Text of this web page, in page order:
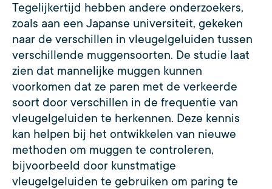
Tegelijkertijd hebben andere onderzoekers,
zoals aan een Japanse universiteit, gekeken
naar de verschillen in vleugelgeluiden tussen
verschillende muggensoorten. De studie laat
zien dat mannelijke muggen kunnen
voorkomen dat ze paren met de verkeerde
soort door verschillen in de frequentie van
vleugelgeluiden te herkennen. Deze kennis
kan helpen bij het ontwikkelen van nieuwe
methoden om muggen te controleren,
bijvoorbeeld door kunstmatige
vleugelgeluiden te gebruiken om paring te